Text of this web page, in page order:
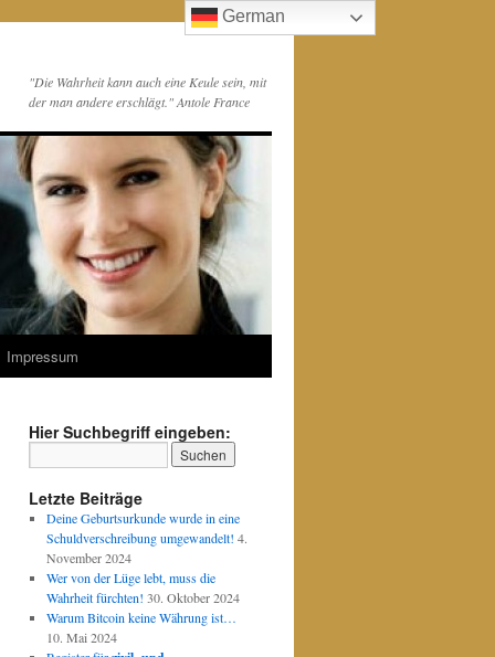
"Die Wahrheit kann auch eine Keule sein, mit
der man andere erschlägt." Antole France
Impressum
Hier Suchbegriff eingeben:
Letzte Beiträge
Deine Geburtsurkunde wurde in eine
Schuldverschreibung umgewandelt! 4.
November 2024
Wer von der Lüge lebt, muss die
Wahrheit fürchten! 30. Oktober 2024
Warum Bitcoin keine Währung ist…
10. Mai 2024
German